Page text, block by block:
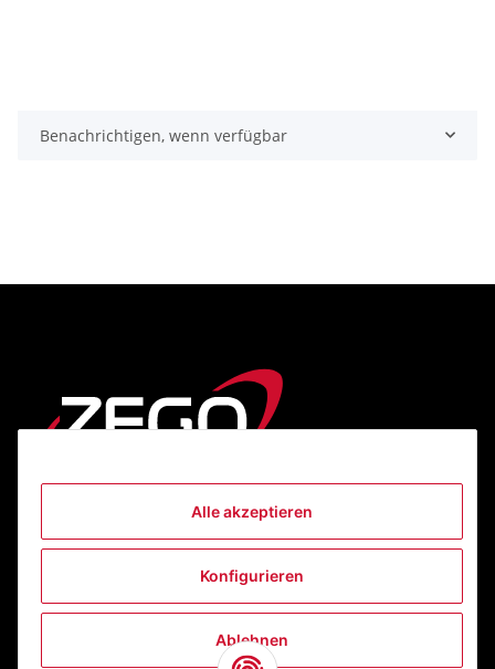
Alle akzeptieren
Konfigurieren
Ablehnen
Benachrichtigen, wenn verfügbar
Informationen